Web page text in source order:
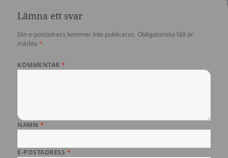
Lämna ett svar
Din e-postadress kommer inte publiceras. Obligatoriska fält är
märkta*
KOMMENTAR*
NAMN *
E-POSTADRESS *